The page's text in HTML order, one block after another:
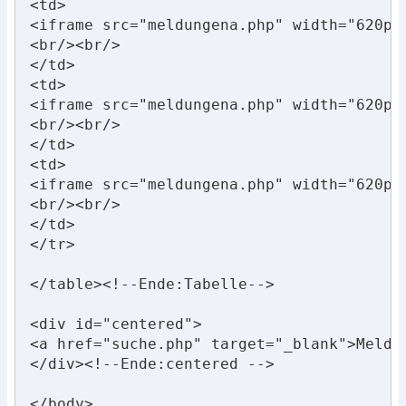
<td>
<iframe src="meldungena.php"
<br/><br/>
</td>
<td>
<iframe src="meldungena.php"
<br/><br/>
</td>
<td>
<iframe src="meldungena.php"
<br/><br/>
</td>
</tr>
</table><!--Ende:Tabelle-->
<div id="centered">
<a href="suche.php"
</div><!--Ende:centered -->